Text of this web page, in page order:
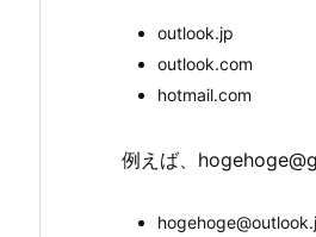
outlook.jp
outlook.com
hotmail.com
例えば、